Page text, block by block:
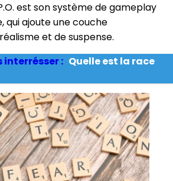
est son système de gameplay
qui ajoute une couche
et de suspense.
interrésser : Quelle est la race